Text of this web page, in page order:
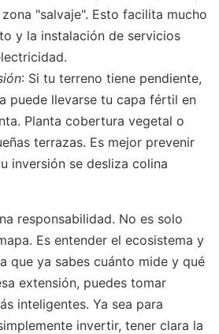
"salvaje". Esto facilita mucho
y la instalación de servicios
: Si tu terreno tiene pendiente,
puede llevarse tu capa fértil en
Planta cobertura vegetal o
terrazas. Es mejor prevenir
inversión se desliza colina
responsabilidad. No es solo
Es entender el ecosistema y
que ya sabes cuánto mide y qué
extensión, puedes tomar
inteligentes. Ya sea para
invertir, tener clara la